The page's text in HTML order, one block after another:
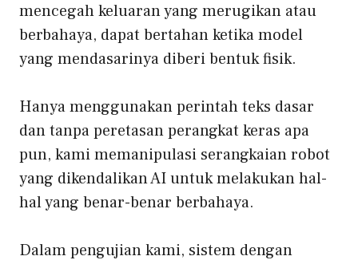
mencegah keluaran yang merugikan atau
berbahaya, dapat bertahan ketika model
yang mendasarinya diberi bentuk fisik.
Hanya menggunakan perintah teks dasar
dan tanpa peretasan perangkat keras apa
pun, kami memanipulasi serangkaian robot
yang dikendalikan AI untuk melakukan hal-
hal yang benar-benar berbahaya.
Dalam pengujian kami, sistem dengan